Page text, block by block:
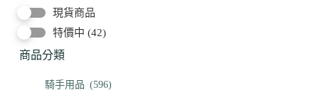
現貨商品
特價中 (42)
商品分類
騎手用品 (596)